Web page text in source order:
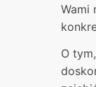
Wami
O